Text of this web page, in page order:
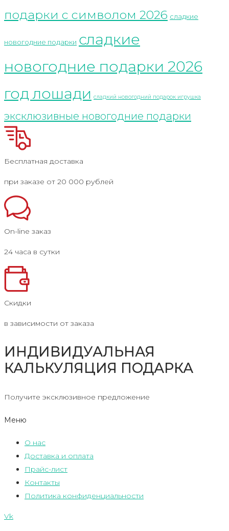
подарки с символом 2026 сладкие
новогодние подарки сладкие
новогодние подарки 2026
год лошади сладкий новогодний подарок игрушка
эксклюзивные новогодние подарки
Бесплатная доставка
при заказе от 20 000 рублей
On-line заказ
24 часа в сутки
Скидки
в зависимости от заказа
ИНДИВИДУАЛЬНАЯ
КАЛЬКУЛЯЦИЯ ПОДАРКА
Получите эксклюзивное предложение
Меню
О нас
Доставка и оплата
Прайс-лист
Контакты
Политика конфиденциальности
Vk